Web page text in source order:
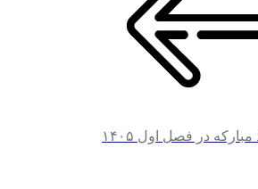
در فصل اول ۱۴۰۵